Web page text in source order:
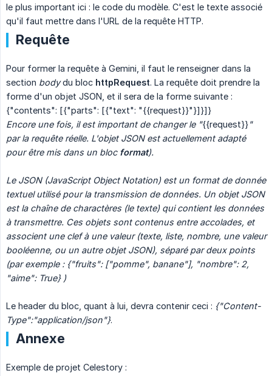
le plus important ici : le code du modèle. C'est le texte associé
qu'il faut mettre dans l'URL de la requête HTTP.
Requête
Pour former la requête à Gemini, il faut le renseigner dans la
section bodydu bloc httpRequest. La requête doit prendre la
forme d'un objet JSON, et il sera de la forme suivante :
{"contents": [{"parts": [{"text": "{{request}}"}]}]}
Encore une fois, il est important de changer le "{{request}}"
par la requête réelle. L'objet JSON est actuellement adapté
pour être mis dans un bloc format).
Le JSON (JavaScript Object Notation) est un format de donnée
textuel utilisé pour la transmission de données. Un objet JSON
est la chaîne de charactères (le texte) qui contient les données
à transmettre. Ces objets sont contenus entre accolades, et
associent une clef à une valeur (texte, liste, nombre, une valeur
booléenne, ou un autre objet JSON), séparé par deux points
(par exemple : {"fruits": ["pomme", banane"], "nombre": 2,
"aime": True} )
Le header du bloc, quant à lui, devra contenir ceci : {"Content-
Type":"application/json"}.
Annexe
Exemple de projet Celestory :